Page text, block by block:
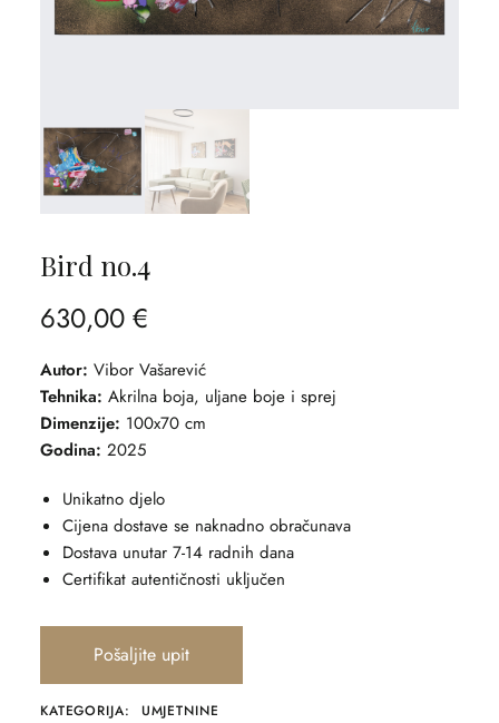
Bird no.4
630,00 €
Autor: Vibor Vašarević
Tehnika: Akrilna boja, uljane boje i sprej
Dimenzije: 100x70 cm
Godina: 2025
Unikatno djelo
Cijena dostave se naknadno obračunava
Dostava unutar 7-14 radnih dana
Certifikat autentičnosti uključen
Pošaljite upit
KATEGORIJA: UMJETNINE